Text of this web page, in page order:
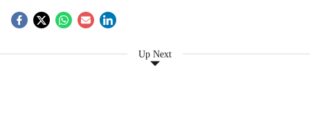
Up Next